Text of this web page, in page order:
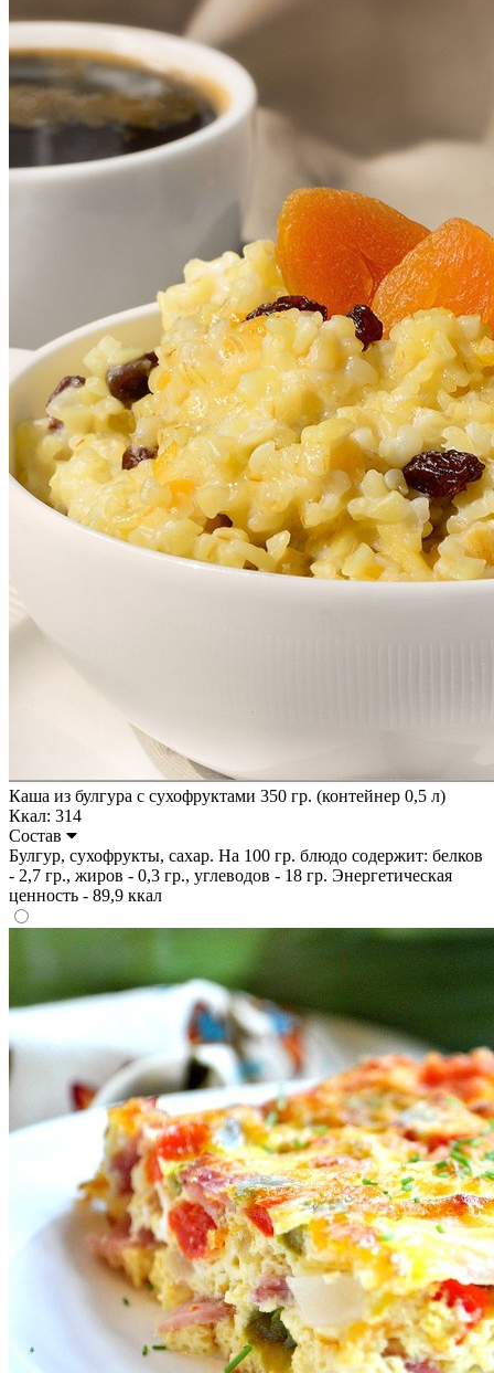
Каша из булгура с сухофруктами 350 гр. (контейнер 0,5 л)
Ккал: 314
Состав
Булгур, сухофрукты, сахар. На 100 гр. блюдо содержит: белков
- 2,7 гр., жиров - 0,3 гр., углеводов - 18 гр. Энергетическая
ценность - 89,9 ккал